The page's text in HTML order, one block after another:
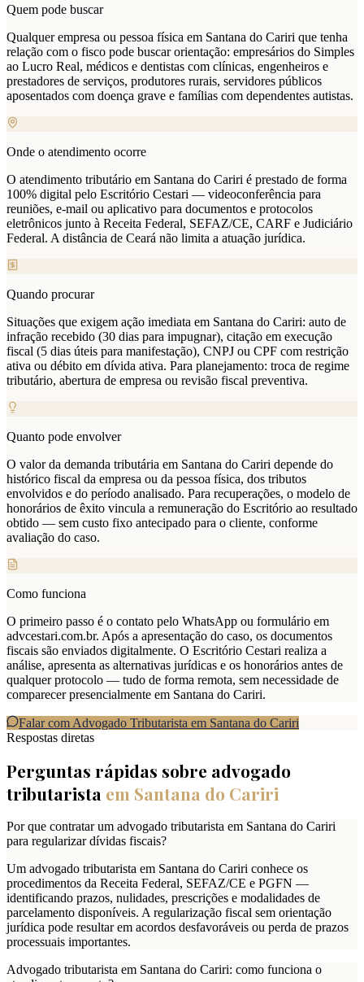
Quem pode buscar
Qualquer empresa ou pessoa física em Santana do Cariri que tenha
relação com o fisco pode buscar orientação: empresários do Simples
ao Lucro Real, médicos e dentistas com clínicas, engenheiros e
prestadores de serviços, produtores rurais, servidores públicos
aposentados com doença grave e famílias com dependentes autistas.
Onde o atendimento ocorre
O atendimento tributário em Santana do Cariri é prestado de forma
100% digital pelo Escritório Cestari — videoconferência para
reuniões, e-mail ou aplicativo para documentos e protocolos
eletrônicos junto à Receita Federal, SEFAZ/CE, CARF e Judiciário
Federal. A distância de Ceará não limita a atuação jurídica.
Quando procurar
Situações que exigem ação imediata em Santana do Cariri: auto de
infração recebido (30 dias para impugnar), citação em execução
fiscal (5 dias úteis para manifestação), CNPJ ou CPF com restrição
ativa ou débito em dívida ativa. Para planejamento: troca de regime
tributário, abertura de empresa ou revisão fiscal preventiva.
Quanto pode envolver
O valor da demanda tributária em Santana do Cariri depende do
histórico fiscal da empresa ou da pessoa física, dos tributos
envolvidos e do período analisado. Para recuperações, o modelo de
honorários de êxito vincula a remuneração do Escritório ao resultado
obtido — sem custo fixo antecipado para o cliente, conforme
avaliação do caso.
Como funciona
O primeiro passo é o contato pelo WhatsApp ou formulário em
advcestari.com.br. Após a apresentação do caso, os documentos
fiscais são enviados digitalmente. O Escritório Cestari realiza a
análise, apresenta as alternativas jurídicas e os honorários antes de
qualquer protocolo — tudo de forma remota, sem necessidade de
comparecer presencialmente em Santana do Cariri.
Falar com Advogado Tributarista em Santana do Cariri
Respostas diretas
Perguntas rápidas sobre advogado
tributarista em Santana do Cariri
Por que contratar um advogado tributarista em Santana do Cariri
para regularizar dívidas fiscais?
Um advogado tributarista em Santana do Cariri conhece os
procedimentos da Receita Federal, SEFAZ/CE e PGFN —
identificando prazos, nulidades, prescrições e modalidades de
parcelamento disponíveis. A regularização fiscal sem orientação
jurídica pode resultar em acordos desfavoráveis ou perda de prazos
processuais importantes.
Advogado tributarista em Santana do Cariri: como funciona o